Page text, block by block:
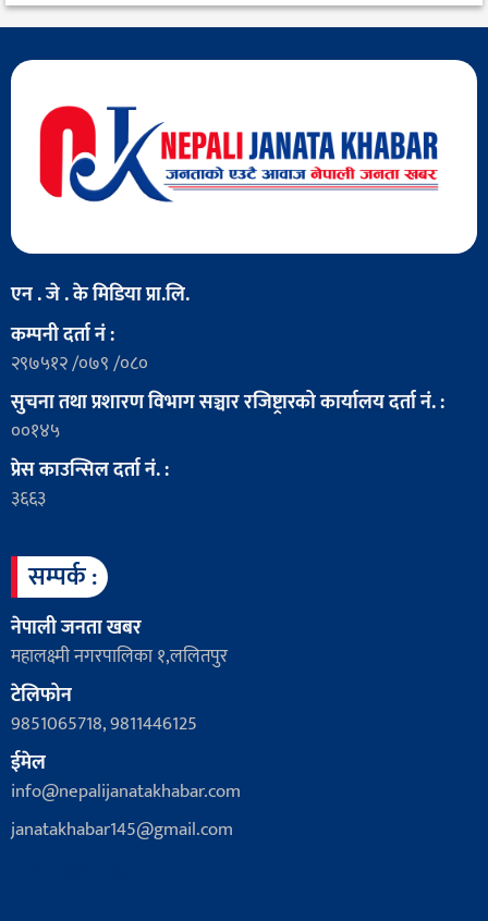
एन . जे . के मिडिया प्रा.लि.
कम्पनी दर्ता नं :
२९७५१२ /०७९ /०८०
सुचना तथा प्रशारण विभाग सञ्चार रजिष्ट्रारको कार्यालय दर्ता नं. :
००१४५
प्रेस काउन्सिल दर्ता नं. :
३६६३
सम्पर्क :
नेपाली जनता खबर
महालक्ष्मी नगरपालिका १,ललितपुर
टेलिफोन
9851065718, 9811446125
ईमेल
info@nepalijanatakhabar.com
janatakhabar145@gmail.com